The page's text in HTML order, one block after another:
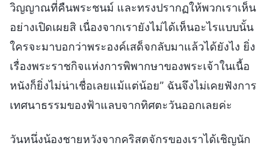
วิญญาณที่คืนพระชนม์ และทรงปรากฏให้พวกเราเห็น
อย่างเปิดเผยสิ เนื่องจากเรายังไม่ได้เห็นอะไรแบบนั้น
ใครจะมาบอกว่าพระองค์เสด็จกลับมาแล้วได้ยังไง ยิ่ง
เรื่องพระราชกิจแห่งการพิพากษาของพระเจ้าในเนื้อ
หนังก็ยิ่งไม่น่าเชื่อเลยแม้แต่น้อย” ฉันจึงไม่เคยฟังการ
เทศนาธรรมของฟ้าแลบจากทิศตะวันออกเลยค่ะ
วันหนึ่งน้องชายหวังจากคริสตจักรของเราได้เชิญนัก